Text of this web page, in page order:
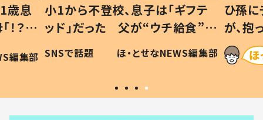
歳息
？」
編集部
小1から不登校、息子は「ギフテ
ッド」だった 父が“ウチ給食”を
作り続ける理由とは #令和の親
#令和の子
SNSで話題 ほ・とせなNEWS編集部
ひ孫
が、
「涙が
い」